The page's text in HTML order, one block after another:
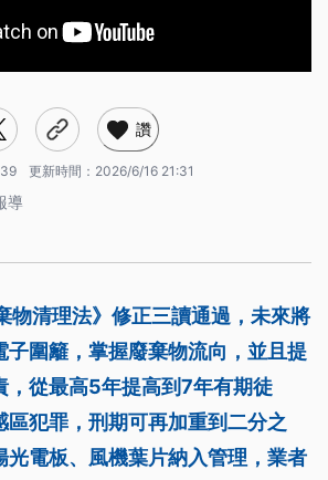
讚
更新時間： 2026/6/16 21:31
導
物清理法》修正三讀通過，未來將
子圍籬，掌握廢棄物流向，並且提
，從最高5年提高到7年有期徒
區犯罪，刑期可再加重到二分之
光電板、風機葉片納入管理，業者